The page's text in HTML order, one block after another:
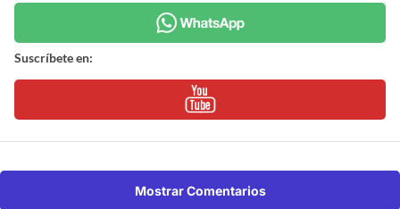
Suscríbete en:
Mostrar Comentarios